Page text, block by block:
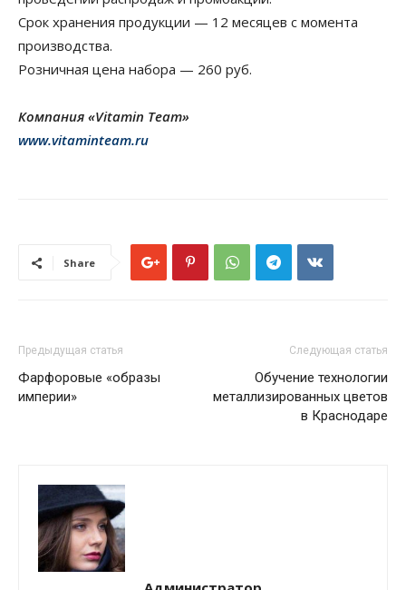
Срок хранения продукции — 12 месяцев с момента
производства.
Розничная цена набора — 260 руб.
Компания «Vitamin Team»
www.vitaminteam.ru
Share
Предыдущая статья
Фарфоровые «образы
империи»
Следующая статья
Обучение технологии
металлизированных цветов
в Краснодаре